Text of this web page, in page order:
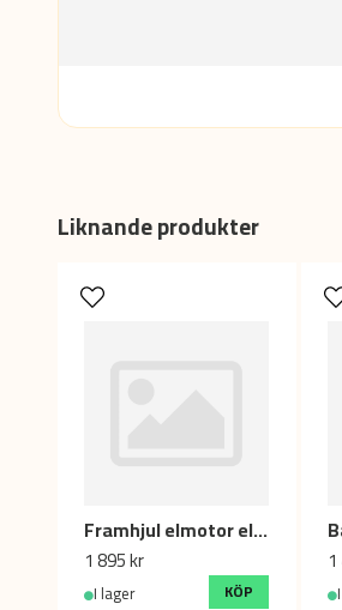
Liknande produkter
Framhjul elmotor elcykel, Bafang - 20" Alexrims
1 895 kr
I lager KÖP